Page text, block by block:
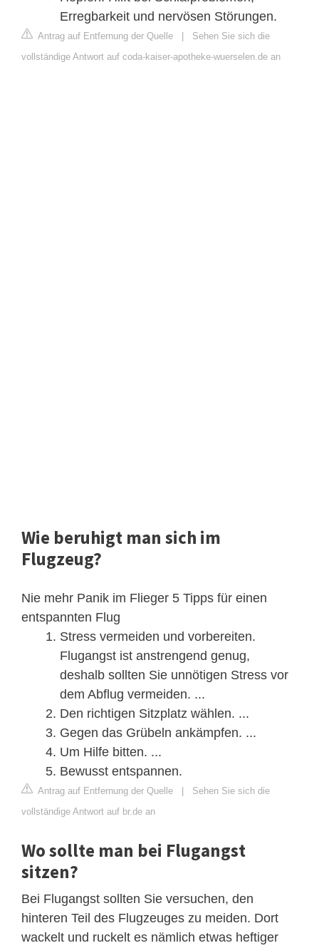
Erregbarkeit und nervösen Störungen.
Antrag auf Entfernung der Quelle | Sehen Sie sich die
vollständige Antwort auf coda-kaiser-apotheke-wuerselen.de an
Wie beruhigt man sich im
Flugzeug?
Nie mehr Panik im Flieger 5 Tipps für einen
entspannten Flug
Stress vermeiden und vorbereiten.
Flugangst ist anstrengend genug,
deshalb sollten Sie unnötigen Stress vor
dem Abflug vermeiden. ...
Den richtigen Sitzplatz wählen. ...
Gegen das Grübeln ankämpfen. ...
Um Hilfe bitten. ...
Bewusst entspannen.
Antrag auf Entfernung der Quelle | Sehen Sie sich die
vollständige Antwort auf br.de an
Wo sollte man bei Flugangst
sitzen?
Bei Flugangst sollten Sie versuchen, den
hinteren Teil des Flugzeuges zu meiden. Dort
wackelt und ruckelt es nämlich etwas heftiger